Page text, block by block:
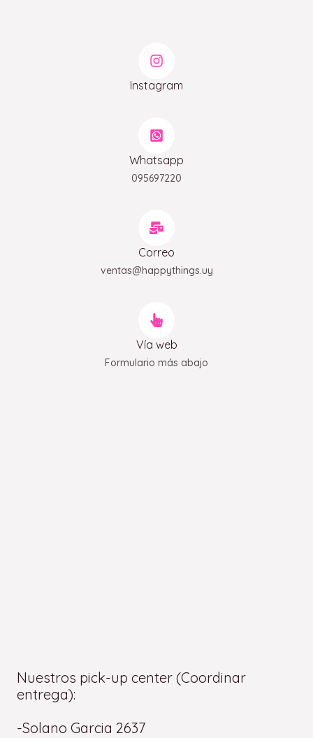
Instagram
Whatsapp
095697220
Correo
ventas@happythings.uy
Vía web
Formulario más abajo
Nuestros pick-up center (Coordinar
entrega):
-Solano Garcia 2637